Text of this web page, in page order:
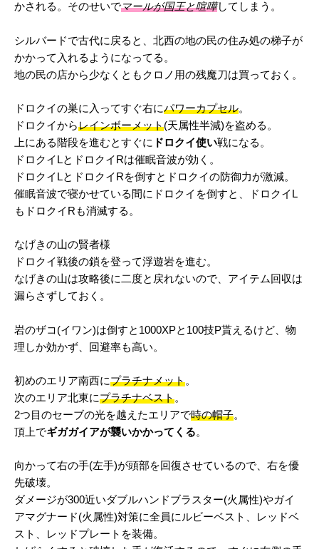
かされる。そのせいでマールが国王と喧嘩してしまう。
シルバードで古代に戻ると、北西の地の民の住み処の梯子が
かかって入れるようになってる。
地の民の店から少なくともクロノ用の残魔刀は買っておく。
ドロクイの巣に入ってすぐ右にパワーカプセル。
ドロクイからレインボーメット(天属性半減)を盗める。
上にある階段を進むとすぐに ドロクイ使い戦になる。
ドロクイLとドロクイRは催眠音波が効く。
ドロクイLとドロクイRを倒すとドロクイの防御力が激減。
催眠音波で寝かせている間にドロクイを倒すと、ドロクイL
もドロクイRも消滅する。
なげきの山の賢者様
ドロクイ戦後の鎖を登って浮遊岩を進む。
なげきの山は攻略後に二度と戻れないので、アイテム回収は
漏らさずしておく。
岩のザコ(イワン)は倒すと1000XPと100技P貰えるけど、物
理しか効かず、回避率も高い。
初めのエリア南西にプラチナメット。
次のエリア北東にプラチナベスト。
2つ目のセーブの光を越えたエリアで時の帽子。
頂上でギガガイアが襲いかかってくる。
向かって右の手(左手)が頭部を回復させているので、右を優
先破壊。
ダメージが300近いダブルハンドブラスター(火属性)やガイ
アマグナード(火属性)対策に全員にルビーベスト、レッドベ
スト、レッドプレートを装備。